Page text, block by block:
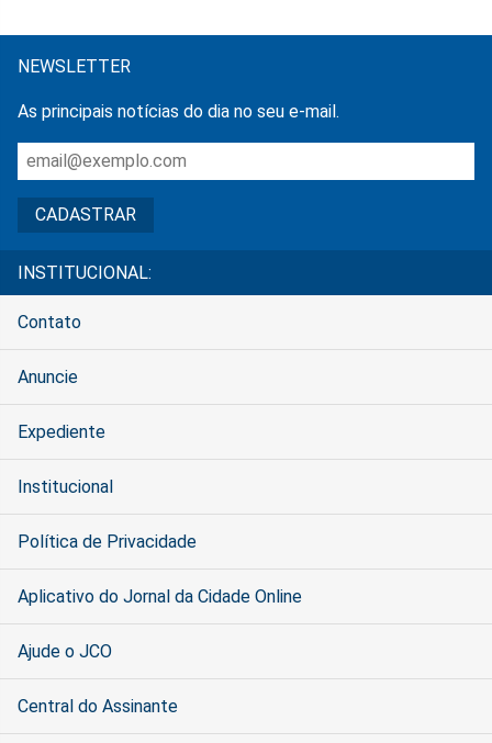
NEWSLETTER
As principais notícias do dia no seu e-mail.
INSTITUCIONAL:
Contato
Anuncie
Expediente
Institucional
Política de Privacidade
Aplicativo do Jornal da Cidade Online
Ajude o JCO
Central do Assinante